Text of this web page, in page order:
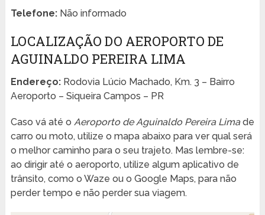
Telefone:Não informado
LOCALIZAÇÃO DO AEROPORTO DE
AGUINALDO PEREIRA LIMA
Endereço:Rodovia Lúcio Machado, Km. 3 – Bairro
Aeroporto – Siqueira Campos – PR
Caso vá até o Aeroporto de Aguinaldo Pereira Limade
carro ou moto, utilize o mapa abaixo para ver qual será
o melhor caminho para o seu trajeto. Mas lembre-se:
ao dirigir até o aeroporto, utilize algum aplicativo de
trânsito, como o Waze ou o Google Maps, para não
perder tempo e não perder sua viagem.